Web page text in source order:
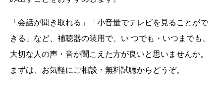
「会話が聞き取れる」「小音量でテレビを見ることがで
きる」など、補聴器の装用で、い つでも・いつまでも、
大切な人の声・音が聞こえた方が良いと思いませんか。
まずは、お気軽にご相談・無料試聴からどうぞ。